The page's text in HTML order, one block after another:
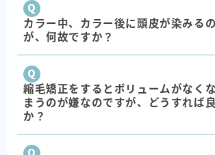
カラー中、カラー後に頭皮が染みる
が、何故ですか？
縮毛矯正をするとボリュームがなく
まうのが嫌なのですが、どうすれば
か？